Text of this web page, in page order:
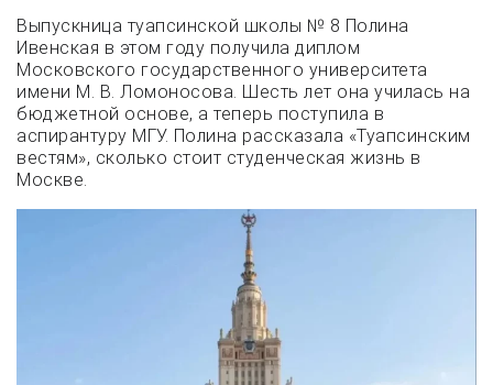
Выпускница туапсинской школы № 8 Полина
Ивенская в этом году получила диплом
Московского государственного университета
имени М. В. Ломоносова. Шесть лет она училась на
бюджетной основе, а теперь поступила в
аспирантуру МГУ. Полина рассказала «Туапсинским
вестям», сколько стоит студенческая жизнь в
Москве.